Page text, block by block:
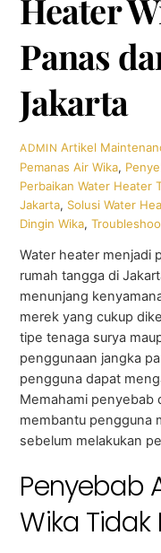
Heater
Panas
Jakarta
ADMIN Artikel
Pemanas Air Wika,
Perbaikan Water Heater
Jakarta, Solusi Water
Dingin Wika,
Water heater menjadi
rumah tangga di
menunjang
merek yang cukup
tipe tenaga surya
penggunaan jangka
pengguna dapat
Memahami penyebab
membantu pengguna
sebelum melakukan
Penyebab
Wika Tidak